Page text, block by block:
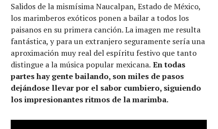
Salidos de la mismísima Naucalpan, Estado de México,
los marimberos exóticos ponen a bailar a todos los
paisanos en su primera canción. La imagen me resulta
fantástica, y para un extranjero seguramente sería una
aproximación muy real del espíritu festivo que tanto
distingue a la música popular mexicana. En todas
partes hay gente bailando, son miles de pasos
dejándose llevar por el sabor cumbiero, siguiendo
los impresionantes ritmos de la marimba.